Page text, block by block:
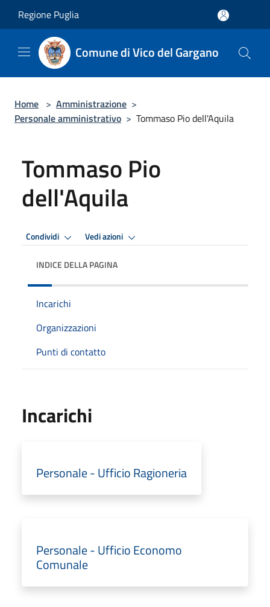
Regione Puglia
Comune di Vico del Gargano
Home > Amministrazione >
Personale amministrativo > Tommaso Pio dell'Aquila
Tommaso Pio
dell'Aquila
Condividi Vedi azioni
INDICE DELLA PAGINA
Incarichi
Organizzazioni
Punti di contatto
Incarichi
Personale - Ufficio Ragioneria
Personale - Ufficio Economo
Comunale